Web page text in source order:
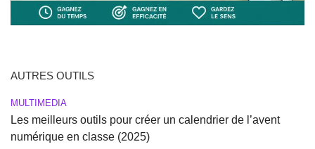
AUTRES OUTILS
MULTIMEDIA
Les meilleurs outils pour créer un calendrier de l’avent
numérique en classe (2025)